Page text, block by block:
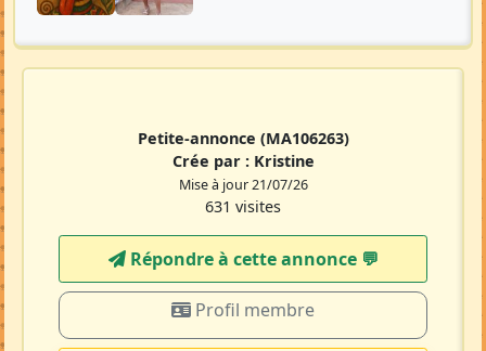
Petite-annonce (MA106263)
Crée par : Kristine
Mise à jour 21/07/26
631 visites
Répondre à cette annonce 💬​
Profil membre